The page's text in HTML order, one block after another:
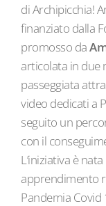
di Archipicchia!
finanziato dalla
promosso da
articolata in due
passeggiata
video dedicati a
seguito un
con il
L’iniziativa è
apprendimento
Pandemia Covid